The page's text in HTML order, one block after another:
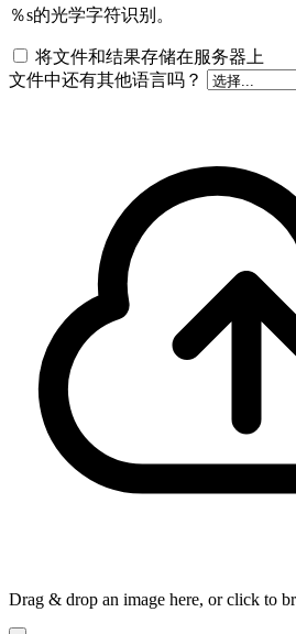
％s的光学字符识别。
将文件和结果存储在服务器上
文件中还有其他语言吗？
Drag & drop an image here, or click to